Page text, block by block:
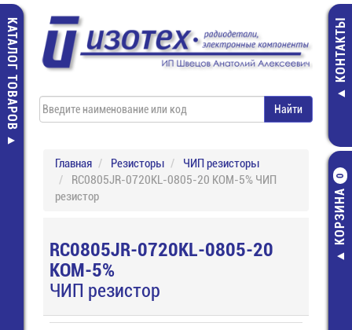
КАТАЛОГ ТОВАРОВ КОНТАКТЫ
КОРЗИНА
0
Главная Резисторы
ЧИП резисторы
RC0805JR-0720KL-0805-20 КОМ-5% ЧИП
резистор
RC0805JR-0720KL-0805-20
КОМ-5%
ЧИП резистор